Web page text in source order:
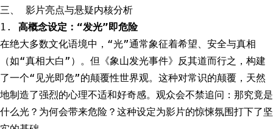
三、 影片亮点与悬疑内核分析
1. 高概念设定：“发光”即危险
在绝大多数文化语境中，“光”通常象征着希望、安全与真相
（如“真相大白”）。但《象山发光事件》反其道而行之，构建
了一个“见光即危”的颠覆性世界观。这种对常识的颠覆，天然
地制造了强烈的心理不适和好奇感。观众会不禁追问：那究竟是
什么光？为何会带来危险？这种设定为影片的惊悚氛围打下了坚